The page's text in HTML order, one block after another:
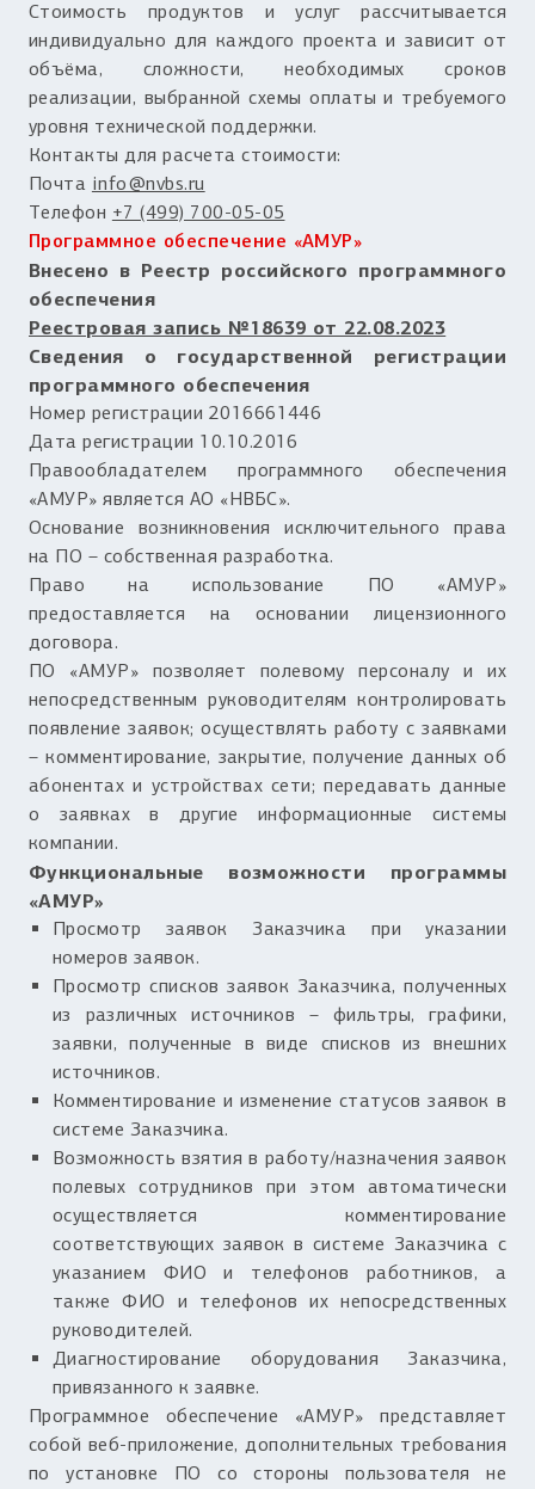
Стоимость продуктов и услуг рассчитывается
индивидуально для каждого проекта и зависит от
объёма, сложности, необходимых сроков
реализации, выбранной схемы оплаты и требуемого
уровня технической поддержки.
Контакты для расчета стоимости:
Почта info@nvbs.ru
Телефон +7 (499) 700-05-05
Программное обеспечение «АМУР»
Внесено в Реестр российского программного
обеспечения
Реестровая запись №18639 от 22.08.2023
Сведения о государственной регистрации
программного обеспечения
Номер регистрации 2016661446
Дата регистрации 10.10.2016
Правообладателем программного обеспечения
«АМУР» является АО «НВБС».
Основание возникновения исключительного права
на ПО – собственная разработка.
Право на использование ПО «АМУР»
предоставляется на основании лицензионного
договора.
ПО «АМУР» позволяет полевому персоналу и их
непосредственным руководителям контролировать
появление заявок; осуществлять работу с заявками
– комментирование, закрытие, получение данных об
абонентах и устройствах сети; передавать данные
о заявках в другие информационные системы
компании.
Функциональные возможности программы
«АМУР»
Просмотр заявок Заказчика при указании
номеров заявок.
Просмотр списков заявок Заказчика, полученных
из различных источников – фильтры, графики,
заявки, полученные в виде списков из внешних
источников.
Комментирование и изменение статусов заявок в
системе Заказчика.
Возможность взятия в работу/назначения заявок
полевых сотрудников при этом автоматически
осуществляется комментирование
соответствующих заявок в системе Заказчика с
указанием ФИО и телефонов работников, а
также ФИО и телефонов их непосредственных
руководителей.
Диагностирование оборудования Заказчика,
привязанного к заявке.
Программное обеспечение «АМУР» представляет
собой веб-приложение, дополнительных требования
по установке ПО со стороны пользователя не